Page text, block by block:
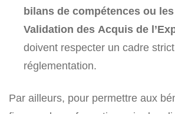
bilans de compétences ou
Validation des Acquis de
doivent respecter un cadre
réglementation.
Par ailleurs, pour permettre aux